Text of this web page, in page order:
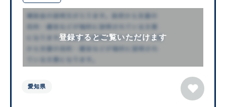
登録するとご覧いただけます
愛知県